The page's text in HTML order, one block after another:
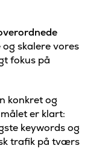
skalere vores
fokus på
konkret og
er klart:
keywords og
trafik på tværs